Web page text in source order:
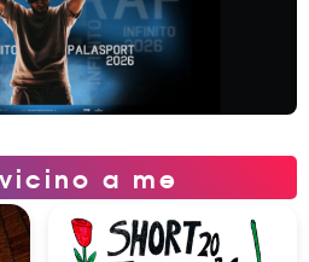
a me